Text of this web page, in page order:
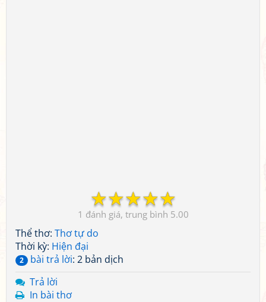
☆
☆
☆
☆
☆
1 5.00
Thể thơ: Thơ tự do
Thời kỳ: Hiện đại
2 bài trả lời: 2 bản dịch
Trả lời
In bài thơ